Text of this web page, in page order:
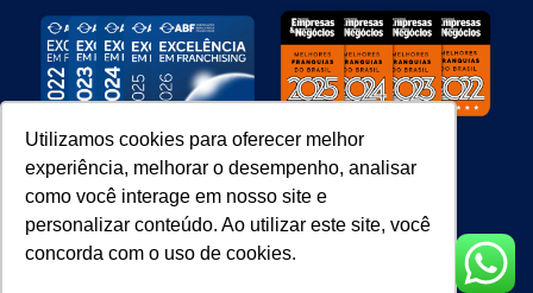
Utilizamos cookies para oferecer melhor
experiência, melhorar o desempenho, analisar
como você interage em nosso site e
personalizar conteúdo. Ao utilizar este site, você
concorda com o uso de cookies.
Site 100% Seguro